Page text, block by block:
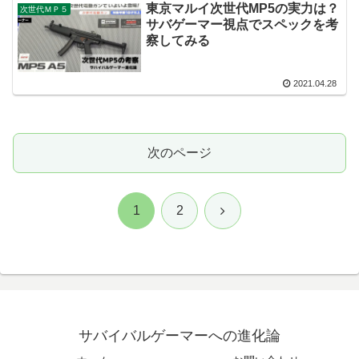
次世代ＭＰ５
東京マルイ次世代MP5の実力は？
サバゲーマー視点でスペックを考
察してみる
2021.04.28
次のページ
1 2 次
サバイバルゲーマーへの進化論